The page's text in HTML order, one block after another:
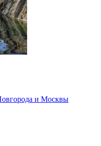
и Москвы